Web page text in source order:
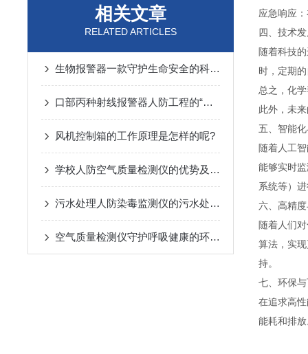
相关文章
RELATED ARTICLES
生物报警器一款守护生命安全的科技哨兵
口部丙种射线报警器人防工程的“核生化”哨兵
风机控制箱的工作原理是怎样的呢?
学校人防空气质量检测仪的优势及监测方案
污水处理人防染毒监测仪的污水处理常规化验操作
空气质量检测仪守护呼吸健康的环境哨兵
应急响应
四、技术
随着科技
时，定期
总之，化
此外，未
五、智能
随着人工
能够实时
系统等）
六、高精
随着人们
算法，实
持。
七、环保
在追求高
能耗和排